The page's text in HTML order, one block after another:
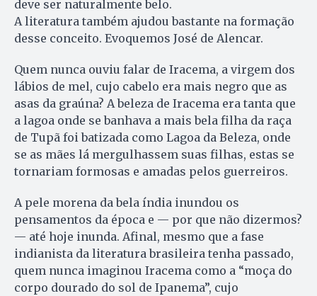
deve ser naturalmente belo.
A literatura também ajudou bastante na formação
desse conceito. Evoquemos José de Alencar.
Quem nunca ouviu falar de Iracema, a virgem dos
lábios de mel, cujo cabelo era mais negro que as
asas da graúna? A beleza de Iracema era tanta que
a lagoa onde se banhava a mais bela filha da raça
de Tupã foi batizada como Lagoa da Beleza, onde
se as mães lá mergulhassem suas filhas, estas se
tornariam formosas e amadas pelos guerreiros.
A pele morena da bela índia inundou os
pensamentos da época e — por que não dizermos?
— até hoje inunda. Afinal, mesmo que a fase
indianista da literatura brasileira tenha passado,
quem nunca imaginou Iracema como a “moça do
corpo dourado do sol de Ipanema”, cujo